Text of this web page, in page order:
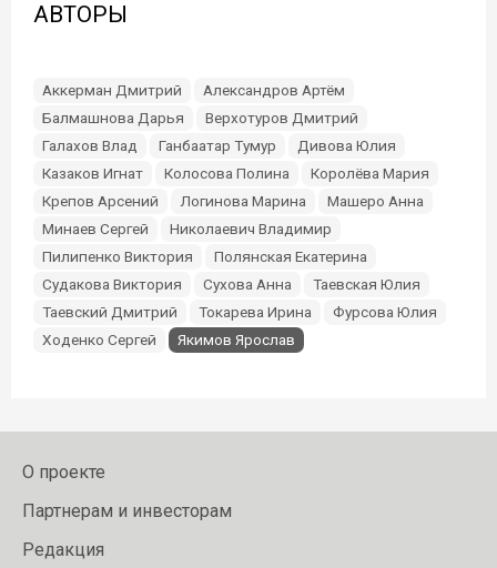
АВТОРЫ
Аккерман Дмитрий
Александров Артём
Балмашнова Дарья
Верхотуров Дмитрий
Галахов Влад
Ганбаатар Тумур
Дивова Юлия
Казаков Игнат
Колосова Полина
Королёва Мария
Крепов Арсений
Логинова Марина
Машеро Анна
Минаев Сергей
Николаевич Владимир
Пилипенко Виктория
Полянская Екатерина
Судакова Виктория
Сухова Анна
Таевская Юлия
Таевский Дмитрий
Токарева Ирина
Фурсова Юлия
Ходенко Сергей
Якимов Ярослав
О проекте
Партнерам и инвесторам
Редакция